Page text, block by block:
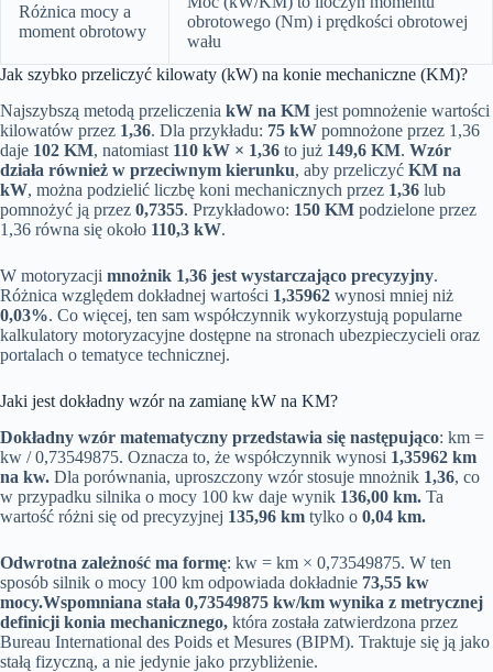
Różnica mocy a
moment obrotowy
obrotowego (Nm) i prędkości obrotowej
wału
Jak szybko przeliczyć kilowaty (kW) na konie mechaniczne (KM)?
Najszybszą metodą przeliczenia kW na KM jest pomnożenie wartości
kilowatów przez 1,36. Dla przykładu: 75 kW pomnożone przez 1,36
daje 102 KM, natomiast 110 kW × 1,36 to już 149,6 KM. Wzór
działa również w przeciwnym kierunku, aby przeliczyć KM na
kW, można podzielić liczbę koni mechanicznych przez 1,36 lub
pomnożyć ją przez 0,7355. Przykładowo: 150 KM podzielone przez
1,36 równa się około 110,3 kW.
W motoryzacji mnożnik 1,36 jest wystarczająco precyzyjny.
Różnica względem dokładnej wartości 1,35962 wynosi mniej niż
0,03%. Co więcej, ten sam współczynnik wykorzystują popularne
kalkulatory motoryzacyjne dostępne na stronach ubezpieczycieli oraz
portalach o tematyce technicznej.
Jaki jest dokładny wzór na zamianę kW na KM?
Dokładny wzór matematyczny przedstawia się następująco: km =
kw / 0,73549875. Oznacza to, że współczynnik wynosi 1,35962 km
na kw. Dla porównania, uproszczony wzór stosuje mnożnik 1,36, co
w przypadku silnika o mocy 100 kw daje wynik 136,00 km. Ta
wartość różni się od precyzyjnej 135,96 km tylko o 0,04 km.
Odwrotna zależność ma formę: kw = km × 0,73549875. W ten
sposób silnik o mocy 100 km odpowiada dokładnie 73,55 kw
mocy.Wspomniana stała 0,73549875 kw/km wynika z metrycznej
definicji konia mechanicznego, która została zatwierdzona przez
Bureau International des Poids et Mesures (BIPM). Traktuje się ją jako
stałą fizyczną, a nie jedynie jako przybliżenie.